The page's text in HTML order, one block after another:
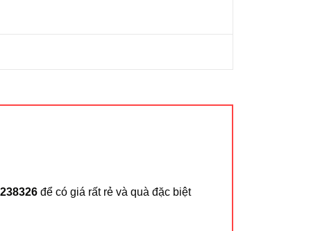
để có giá rất rẻ và quà đặc biệt